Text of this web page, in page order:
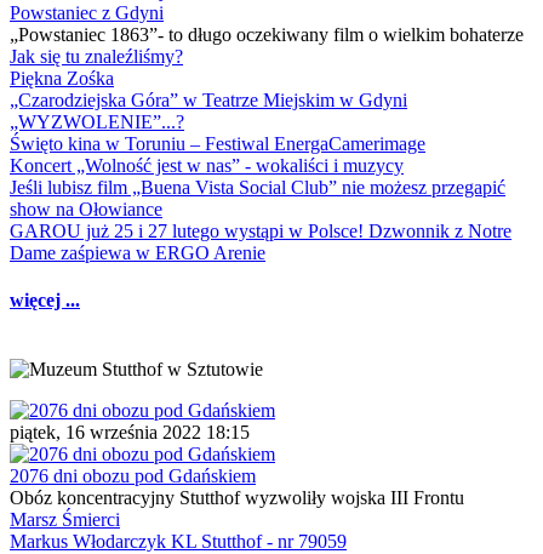
Powstaniec z Gdyni
„Powstaniec 1863”- to długo oczekiwany film o wielkim bohaterze
Jak się tu znaleźliśmy?
Piękna Zośka
„Czarodziejska Góra” w Teatrze Miejskim w Gdyni
„WYZWOLENIE”...?
Święto kina w Toruniu – Festiwal EnergaCamerimage
Koncert „Wolność jest w nas” - wokaliści i muzycy
Jeśli lubisz film „Buena Vista Social Club” nie możesz przegapić
show na Ołowiance
GAROU już 25 i 27 lutego wystąpi w Polsce! Dzwonnik z Notre
Dame zaśpiewa w ERGO Arenie
więcej ...
piątek, 16 września 2022 18:15
2076 dni obozu pod Gdańskiem
Obóz koncentracyjny Stutthof wyzwoliły wojska III Frontu
Marsz Śmierci
Markus Włodarczyk KL Stutthof - nr 79059